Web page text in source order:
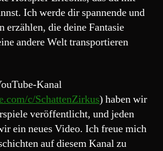
mir
meine
Freundin
nur
Ich werde dir spannende und
erzählen, die deine Fantasie
andere Welt transportieren
Kanal
c/SchattenZirkus) haben wir
veröffentlicht, und jeden
ein neues Video. Ich freue mich
auf diesem Kanal zu